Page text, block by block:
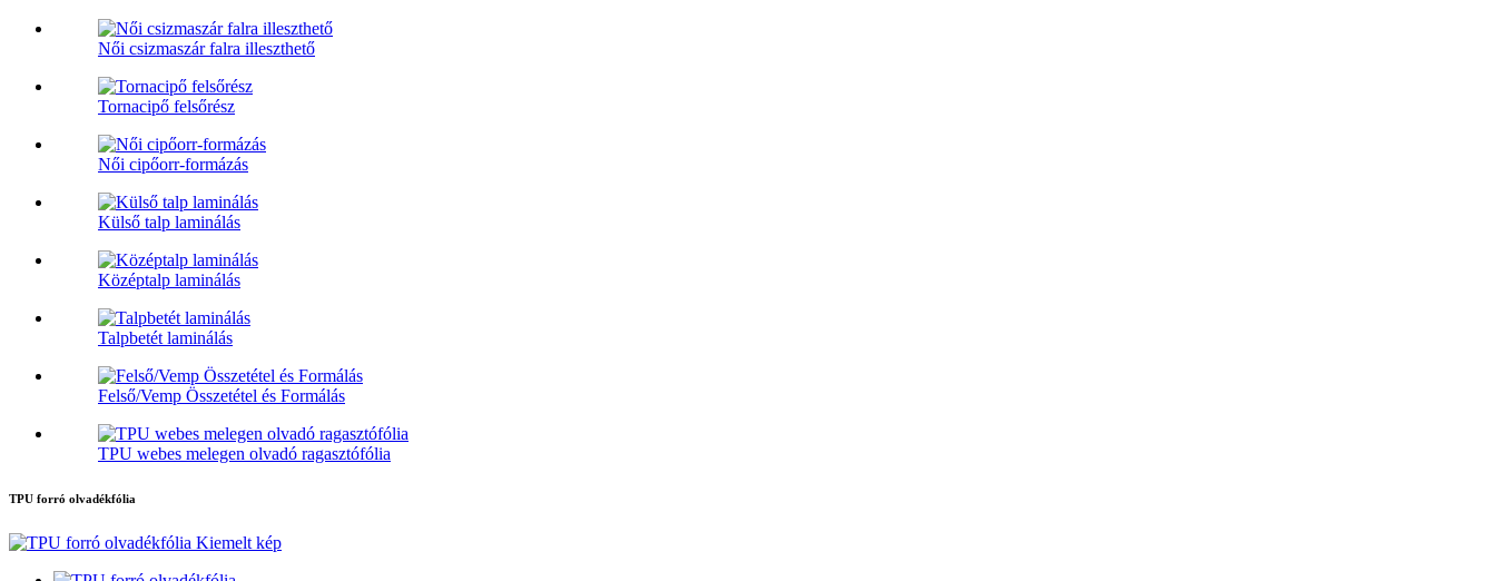
Női csizmaszár falra illeszthető
Tornacipő felsőrész
Női cipőorr-formázás
Külső talp laminálás
Középtalp laminálás
Talpbetét laminálás
Felső/Vemp Összetétel és Formálás
TPU webes melegen olvadó ragasztófólia
TPU forró olvadékfólia